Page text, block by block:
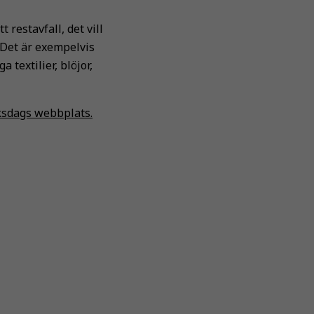
restavfall, det vill
är exempelvis
textilier, blöjor,
webbplats.